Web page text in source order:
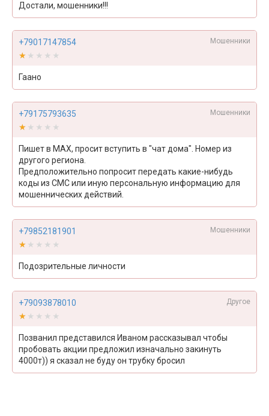
Достали, мошенники!!!
+79017147854 Мошенники
★★★★★
★★★★★
Гаано
+79175793635 Мошенники
★★★★★
★★★★★
Пишет в MAX, просит вступить в "чат дома". Номер из
другого региона.
Предположительно попросит передать какие-нибудь
коды из СМС или иную персональную информацию для
мошеннических действий.
+79852181901 Мошенники
★★★★★
★★★★★
Подозрительные личности
+79093878010 Другое
★★★★★
★★★★★
Позванил представился Иваном рассказывал чтобы
пробовать акции предложил изначально закинуть
4000т)) я сказал не буду он трубку бросил